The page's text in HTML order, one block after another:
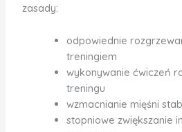
zasady:
odpowiednie
treningiem
wykonywanie ćwiczeń
treningu
wzmacnianie mięśni
stopniowe zwiększanie